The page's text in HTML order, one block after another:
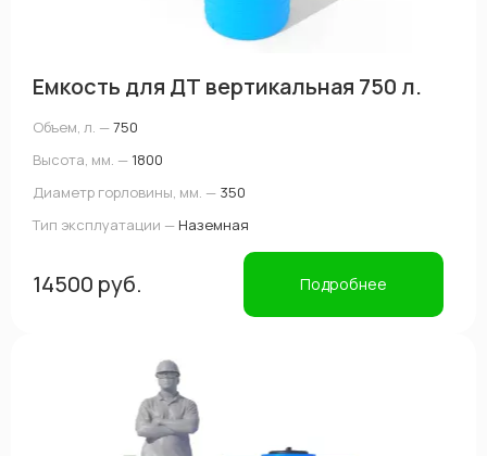
Емкость для ДТ вертикальная 750 л.
Объем, л. —750
Высота, мм. — 1800
Диаметр горловины, мм. — 350
Тип эксплуатации — Наземная
14500 руб. Подробнее